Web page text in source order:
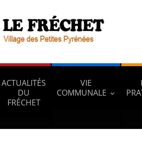
ACTUALITÉS
DU
FRÉCHET
VIE
COMMUNALE